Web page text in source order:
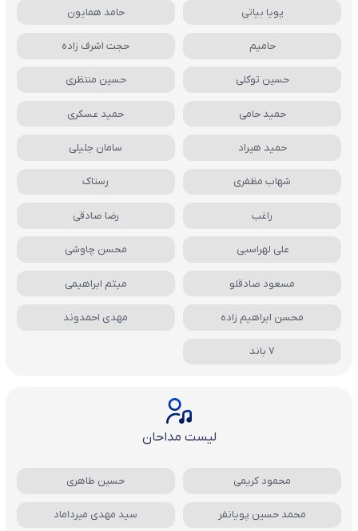
پویا بیاتی حامد همایون
حامیم حجت اشرف زاده
حسین توکلی حسین منتظری
حمید حامی حمید عسکری
حمید هیراد سامان جلیلی
شهاب مظفری رستاک
راغب رضا صادقی
علی لهراسبی محسن چاوشی
مسعود صادقلو میثم ابراهیمی
محسن ابراهیم زاده مهدی احمدوند
7 باند
لیست مداحان
محمود کریمی حسین طاهری
محمد حسین پویانفر سید مهدی میرداماد